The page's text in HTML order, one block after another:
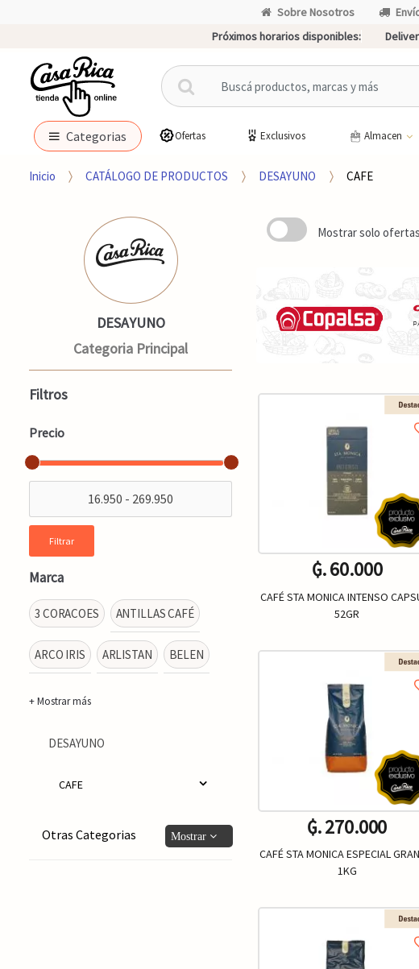
Sobre Nosotros
Próximos horarios disponibles:
B
u
c
r
r
:
Categorias Ofertas Exclusivos Almacen
Inicio CATÁLOGO DE PRODUCTOS DESAYUNO CAFE
Mostrar solo
₲. 60.000
CAFÉ STA MONICA INTENSO
52GR
+
₲. 270.000
CAFÉ STA MONICA ESPECIAL
1KG
+
DESAYUNO
Categoria Principal
Filtros
Precio
Filtrar
Marca
3 CORACOES ANTILLAS CAFÉ
ARCO IRIS ARLISTAN BELEN
+ Mostrar más
DESAYUNO
CAFE
Otras Categorias